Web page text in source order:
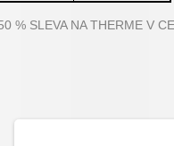
% SLEVA NA THERME V